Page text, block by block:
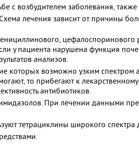
с возбудителем заболевания,
лечения зависит от причины
у пациента нарушена функция
анализов.
которых возможно узким спектром
то прибегают к
антибиотиков.
При лечении данными
тетрациклины широкого спектра